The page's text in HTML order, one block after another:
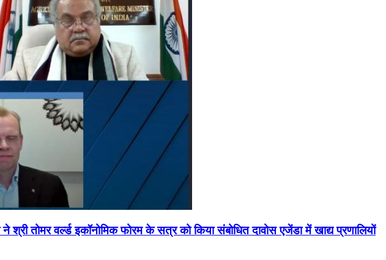
तोमर वर्ल्ड इकॉनोमिक फोरम के सत्र को किया संबोधित दावोस एजेंडा में खाद्य प्रणालियों